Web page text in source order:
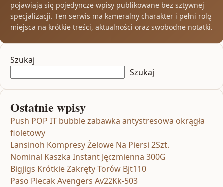
pojawiają się pojedyncze wpisy publikowane bez sztywnej
specjalizacji. Ten serwis ma kameralny charakter i pełni rolę
miejsca na krótkie treści, aktualności oraz swobodne notatki.
Szukaj
Szukaj
Ostatnie wpisy
Push POP IT bubble zabawka antystresowa okrągła
fioletowy
Lansinoh Kompresy Żelowe Na Piersi 2Szt.
Nominal Kaszka Instant Jęczmienna 300G
Bigjigs Krótkie Zakręty Torów Bjt110
Paso Plecak Avengers Av22Kk-503